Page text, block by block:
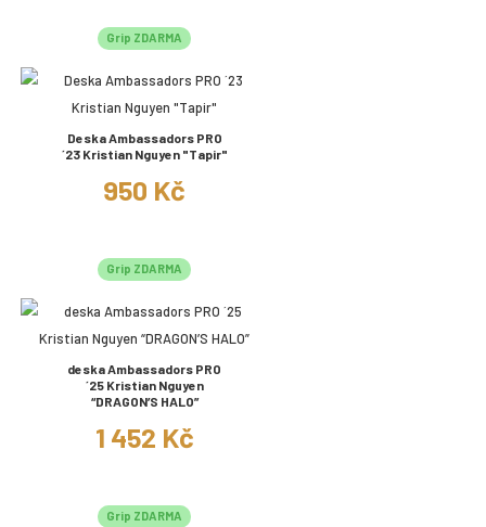
Grip ZDARMA
Deska Ambassadors PRO
´23 Kristian Nguyen "Tapir"
950 Kč
Grip ZDARMA
deska Ambassadors PRO
´25 Kristian Nguyen
“DRAGON’S HALO”
1 452 Kč
Grip ZDARMA